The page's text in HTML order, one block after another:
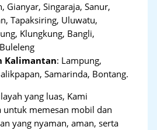
Gianyar, Singaraja, Sanur,
Tapaksiring, Uluwatu,
Klungkung, Bangli,
Kalimantan: Lampung,
Samarinda, Bontang.
yang luas, Kami
untuk memesan mobil dan
yang nyaman, aman, serta